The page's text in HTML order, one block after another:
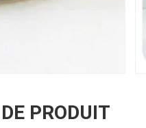
PRODUIT